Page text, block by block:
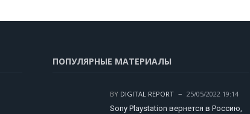
ПОПУЛЯРНЫЕ МАТЕРИАЛЫ
BY DIGITAL REPORT
25/05/2022 19:14
Sony Playstation вернется в Россию,